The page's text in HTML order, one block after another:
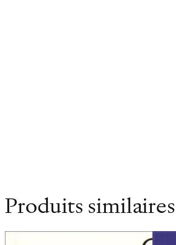
Produits similaires